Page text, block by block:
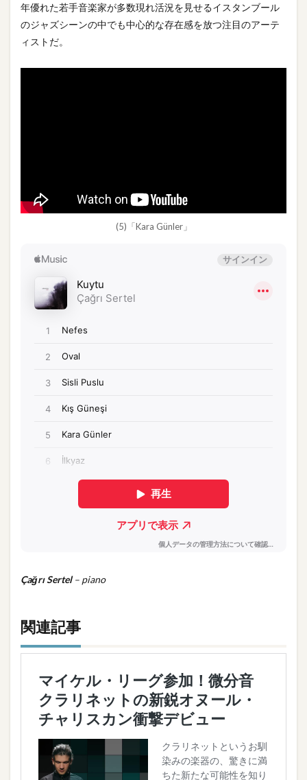
年優れた若手音楽家が多数現れ活況を見せるイスタンブール
のジャズシーンの中でも中心的な存在感を放つ注目のアーテ
ィストだ。
(5)「Kara Günler」
Çağrı Sertel– piano
関連記事